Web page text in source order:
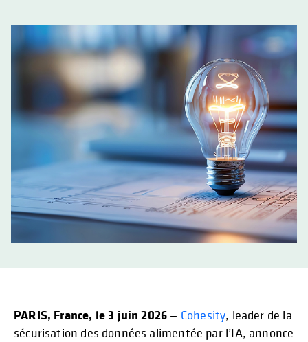
Cohesity
Community
Partenaires
Español (Spain)
PARIS, France, le 3 juin 2026 — Cohesity, leader de la
sécurisation des données alimentée par l’IA, annonce